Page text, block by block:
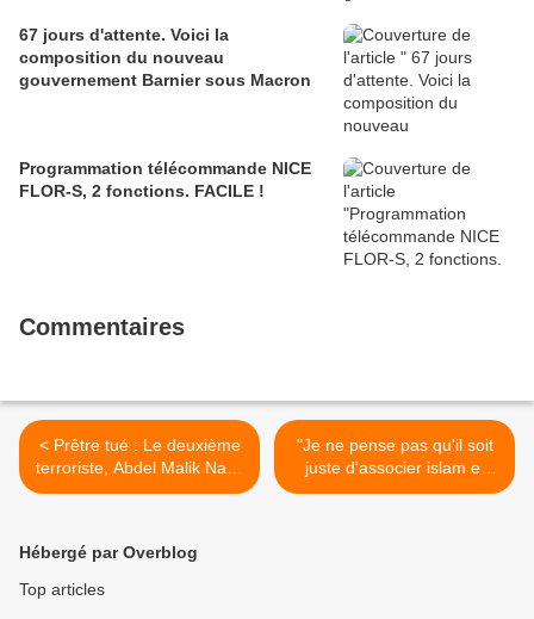
67 jours d'attente. Voici la
composition du nouveau
gouvernement Barnier sous Macron
Programmation télécommande NICE
FLOR-S, 2 fonctions. FACILE !
Commentaires
< Prêtre tué : Le deuxième
terroriste, Abdel Malik Nabil
Petitjean, formellement
"Je ne pense pas qu'il soit
juste d'associer islam et
violences", estime le pape
Hébergé par Overblog
Top articles